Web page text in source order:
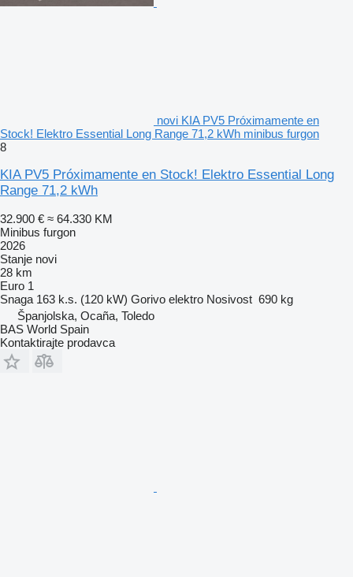
novi KIA PV5 Próximamente en
Stock! Elektro Essential Long Range 71,2 kWh minibus furgon
8
KIA PV5 Próximamente en Stock! Elektro Essential Long
Range 71,2 kWh
32.900 € ≈ 64.330 KM
Minibus furgon
2026
Stanje novi
28 km
Euro 1
Snaga 163 k.s. (120 kW) Gorivo elektro Nosivost 690 kg
Španjolska, Ocaña, Toledo
BAS World Spain
Kontaktirajte prodavca